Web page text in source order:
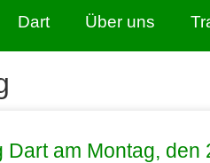
Dart Über uns
am Montag, den